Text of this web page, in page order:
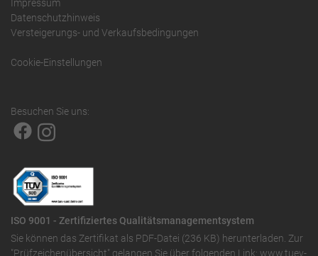
Impressum
Datenschutzhinweis
Versteigerungs- und Verkaufsbedingungen
Cookie-Einstellungen
Besuchen Sie uns:
ISO 9001 - Zertifiziertes Qualitätsmanagementsystem
Sie können das Zertifikat als PDF-Datei (236 KB) herunterladen. Zur
"Prüfzeichenübersicht" gelangen Sie über folgenden Link: www.tuev-